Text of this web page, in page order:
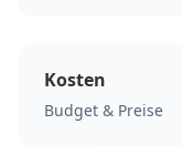
Kosten
Budget & Preise